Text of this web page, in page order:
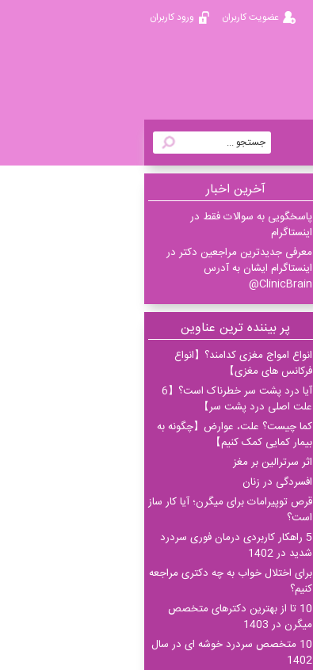
ورود کاربران عضویت کاربران
آخرين اخبار
پاسخگویی به سوالات فقط در
اینستاگرام
معرفی جدیدترین مراجعین دکتر در
اینستاگرام ایشان به آدرس
ClinicBrain@
پر بیننده ترین عناوین
انواع امواج مغزی کدامند؟【انواع
فرکانس های مغزی】
آیا درد پشت سر خطرناک است؟【6
علت اصلی درد پشت سر】
کما چیست؟ علت، عوارض【چگونه به
بیمار کمایی کمک کنیم】
اثر سرترالین بر مغز
افسردگی در زنان
قرص توپیرامات برای میگرن؛ آیا کار ساز
است؟
5 راهکار کاربردی درمان فوری سردرد
شدید در 1402
برای اختلال خواب به چه دکتری مراجعه
کنیم؟
10 تا از بهترین دکترهای متخصص
میگرن در 1403
10 متخصص سردرد خوشه ای در سال
1402